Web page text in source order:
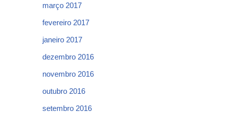
março 2017
fevereiro 2017
janeiro 2017
dezembro 2016
novembro 2016
outubro 2016
setembro 2016